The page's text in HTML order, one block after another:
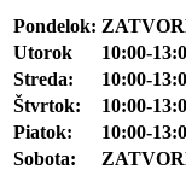
Pondelok:
Utorok
10:00-
Streda:
10:00-
Štvrtok:
10:00-
Piatok:
10:00-
Sobota: